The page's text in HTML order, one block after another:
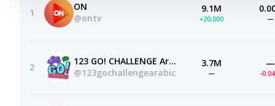
1
ON
@ontv
9.1M
+20,000 —
2
123 GO! CHALLENGE Arabic
@123gochallengearabic
3.7M
—
—
-